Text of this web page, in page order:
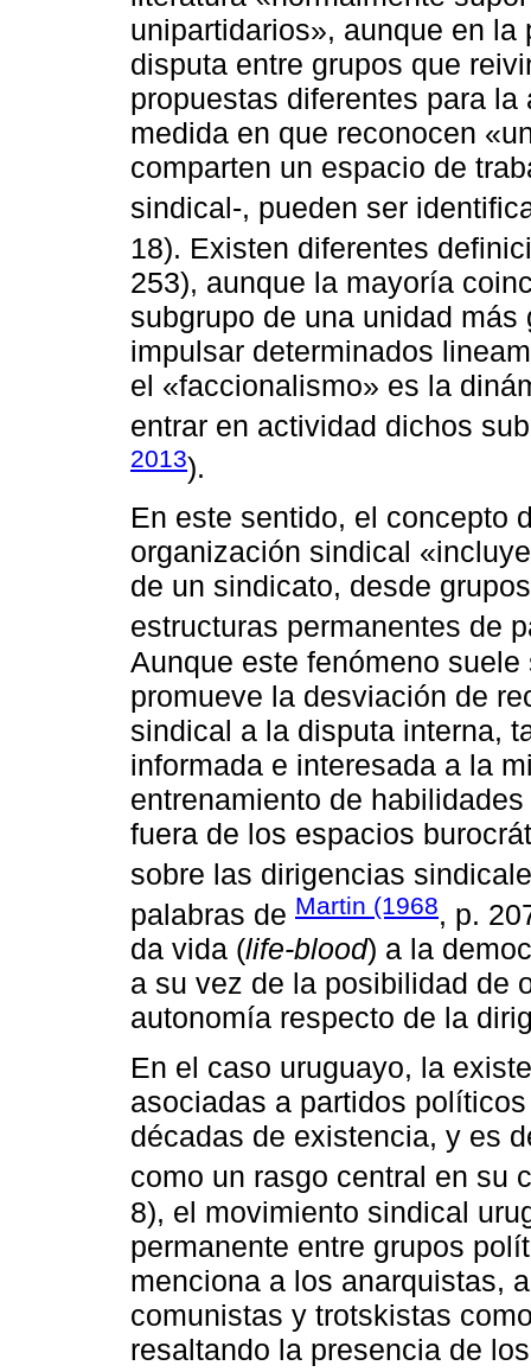
unipartidarios», aunque en
disputa entre grupos que
propuestas diferentes para
medida en que reconocen
comparten un espacio de
sindical-, pueden ser
18). Existen diferentes
253), aunque la mayoría
subgrupo de una unidad
impulsar determinados
el «faccionalismo» es la
entrar en actividad dichos
2013).
En este sentido, el concepto
organización sindical
de un sindicato, desde
estructuras permanentes de
Aunque este fenómeno
promueve la desviación de
sindical a la disputa interna,
informada e interesada a la
entrenamiento de
fuera de los espacios
sobre las dirigencias
palabras de Martin (1968, p.
da vida (life-blood) a la
a su vez de la posibilidad de
autonomía respecto de la
En el caso uruguayo, la
asociadas a partidos
décadas de existencia, y es
como un rasgo central en su
8), el movimiento sindical
permanente entre grupos
menciona a los anarquistas,
comunistas y trotskistas
resaltando la presencia de